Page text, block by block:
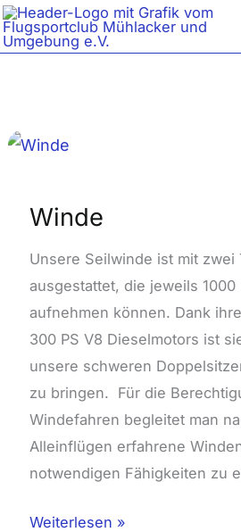
Zum
Inhalt
Winde
Unsere Seilwinde ist mit zwei
ausgestattet, die jeweils 1000
aufnehmen können. Dank
300 PS V8 Dieselmotors ist
unsere schweren
zu bringen. Für die
Windefahren begleitet man
Alleinflügen erfahrene
notwendigen Fähigkeiten zu
Winde
Weiterlesen »